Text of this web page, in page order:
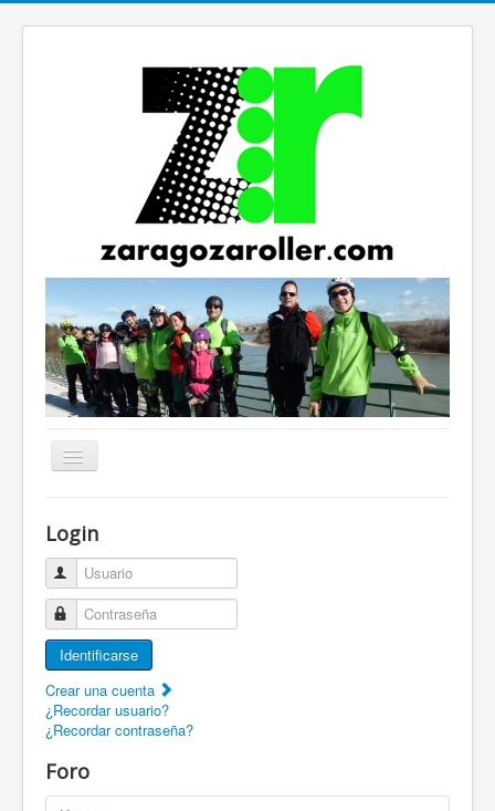
Cambiar
Patines Solidarios
¿Cómo asociarme? Ventajas
Movilidad en patines F.A.Q.
Enlaces
EN: Welcome to ZaragozaRoller!
EN: How to become a member?
Login
Usuario
Contraseña
Identificarse
Crear una cuenta
¿Recordar usuario?
¿Recordar contraseña?
Foro